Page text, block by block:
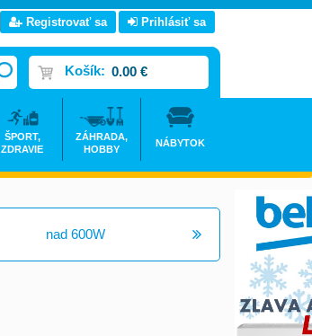
nad 600W
Registrovať sa Prihlásiť sa
Košík: 0.00 €
ŠPORT,
ZDRAVIE
ZÁHRADA,
HOBBY
NÁBYTOK